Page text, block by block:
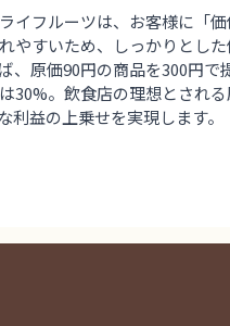
イフルーツは、お客様に「価
やすいため、しっかりとし
、原価90円の商品を300円で
30%。飲食店の理想とされ
利益の上乗せを実現します。